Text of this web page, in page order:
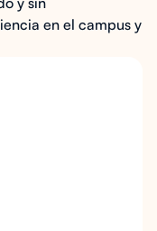
en el campus y